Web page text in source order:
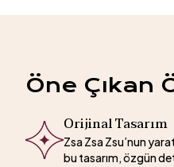
Öne Çıkan
Orijinal Tasarım
Zsa Zsa Zsu’nun
bu tasarım, özgün